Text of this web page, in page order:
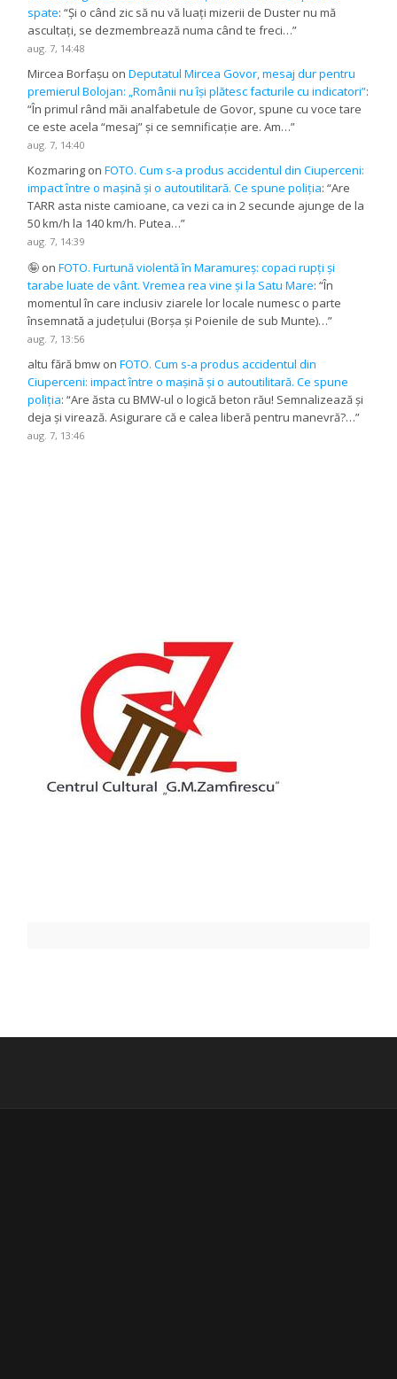
spate: “Și o când zic să nu vă luați mizerii de Duster nu mă
ascultați, se dezmembrează numa când te freci…”
aug. 7, 14:48
Mircea Borfașu onDeputatul Mircea Govor, mesaj dur pentru
premierul Bolojan: „Românii nu își plătesc facturile cu indicatori”:
“În primul rând măi analfabetule de Govor, spune cu voce tare
ce este acela “mesaj” și ce semnificație are. Am…”
aug. 7, 14:40
Kozmaring onFOTO. Cum s-a produs accidentul din Ciuperceni:
impact între o mașină și o autoutilitară. Ce spune poliția: “Are
TARR asta niste camioane, ca vezi ca in 2 secunde ajunge de la
50 km/h la 140 km/h. Putea…”
aug. 7, 14:39
🤪 onFOTO. Furtună violentă în Maramureș: copaci rupți și
tarabe luate de vânt. Vremea rea vine și la Satu Mare: “În
momentul în care inclusiv ziarele lor locale numesc o parte
însemnată a județului (Borșa și Poienile de sub Munte)…”
aug. 7, 13:56
altu fără bmw onFOTO. Cum s-a produs accidentul din
Ciuperceni: impact între o mașină și o autoutilitară. Ce spune
poliția: “Are ăsta cu BMW-ul o logică beton rău! Semnalizează și
deja și virează. Asigurare că e calea liberă pentru manevră?…”
aug. 7, 13:46